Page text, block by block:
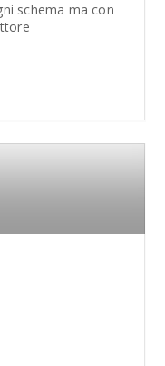
schema ma con